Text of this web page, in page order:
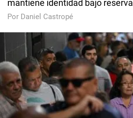
mantiene identidad bajo reserva
Por Daniel Castropé